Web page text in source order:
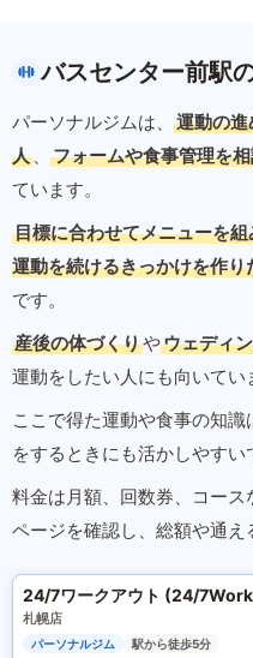
バスセンター前駅
パーソナルジムは、
運動の
人 、 フォームや食事管理を
ています。
目標に合わせてメニューを
運動を続けるきっかけを作り
です。
産後の体づくりやウェディ
運動をしたい人にも向いてい
ここで得た運動や食事の知
をするときにも活かしやすい
料金は月額、回数券、コー
ページを確認し、総額や通え
24/7ワークアウト (24/
札幌店
パーソナルジム
駅から徒歩5分